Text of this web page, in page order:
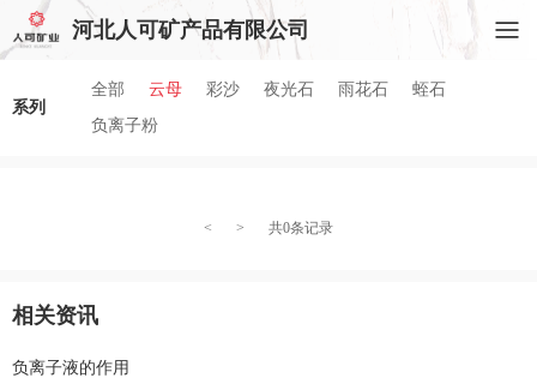
河北人可矿产品有限公司
系列
全部 云母 彩沙 夜光石 雨花石
蛭石
负离子粉
< > 共0条记录
相关资讯
负离子液的作用